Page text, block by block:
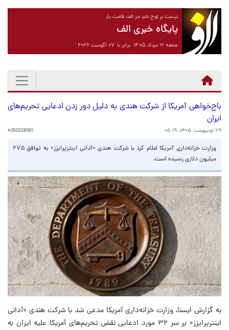
نیست بر لوح دلم جز الف قامت یار
پایگاه خبری الف
جمعه ۱۶ مرداد ۱۴۰۵ برابر با ۰۷ آگوست ۲۰۲۶
باج‌خواهی آمریکا از شرکت هندی به دلیل دور زدن ادعایی تحریم‌های
ایران
۲۹ اردیبهشت ۱۴۰۵، ۰۵:۱۹ 4050228091
وزارت خزانه‌داری آمریکا اعلام کرد با شرکت هندی «آدانی اینترپرایزز» به توافق ۲۷۵
میلیون دلاری رسیده است.
به گزارش ایسنا،‌ وزارت خزانه‌داری آمریکا مدعی شد با شرکت هندی «آدانی
اینترپرایزز» بر سر ۳۲ مورد ادعایی نقض تحریم‌های آمریکا علیه ایران به